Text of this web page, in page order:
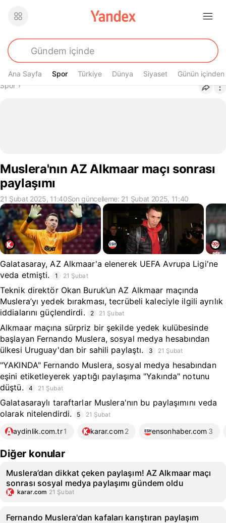
Ana Sayfa Spor
Spor Türkiye Dünya Siyaset Günün içinden
Buradasın
Spor›
Muslera'nın AZ Alkmaar maçı sonrası
paylaşımı
21 Şubat 2025, 11:40Son güncelleme: 21 Şubat 2025, 11:40
Galatasaray, AZ Alkmaar'a elenerek UEFA Avrupa Ligi'ne
veda etmişti.
1 21 Şubat
Teknik direktör Okan Buruk’un AZ Alkmaar maçında
Muslera’yı yedek bırakması, tecrübeli kaleciyle ilgili ayrılık
iddialarını güçlendirdi.
2 21 Şubat
Alkmaar maçına sürpriz bir şekilde yedek kulübesinde
başlayan Fernando Muslera, sosyal medya hesabından
ülkesi Uruguay'dan bir sahili paylaştı.
3 21 Şubat
"YAKINDA" Fernando Muslera, sosyal medya hesabından
eşini etiketleyerek yaptığı paylaşıma "Yakında" notunu
düştü.
4 21 Şubat
Galatasaraylı taraftarlar Muslera'nın bu paylaşımını veda
olarak nitelendirdi.
5 21 Şubat
aydinlik.com.tr1 karar.com 2 ensonhaber.com 3
Diğer konular
Muslera’dan dikkat çeken paylaşım! AZ Alkmaar maçı
sonrası sosyal medya paylaşımı gündem oldu
karar.com 21 Şubat
Fernando Muslera'dan kafaları karıştıran paylaşım